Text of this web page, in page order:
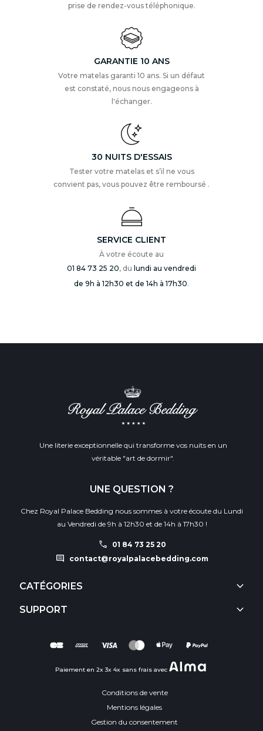
prise de rendez-vous téléphonique.
GARANTIE 10 ANS
Votre matelas garanti 10 ans. Si un défaut
est constaté, nous nous engageons à
l'échanger.
30 NUITS D'ESSAIS
Tester votre matelas et s’il ne vous
convient pas, vous pouvez être remboursé .
SERVICE CLIENT
À votre écoute au
01 84 73 25 20, du lundi au vendredi
de 9h à 12h30 et de 14h à 17h30.
Une literie exceptionnelle qui transforme vos nuits en un
véritable "art de dormir".
UNE QUESTION ?
Chez Royal Palace Bedding nous sommes à votre écoute du Lundi
au Vendredi de 9h à 12h30 et de 14h à 17h30 !
call 01 84 73 25 20
comment contact@royalpalacebedding.com
CATÉGORIES keyboard_arrow_down
SUPPORT keyboard_arrow_down
Paiement en 2x 3x 4x sans frais avec
Conditions de vente
Mentions légales
Gestion du consentement